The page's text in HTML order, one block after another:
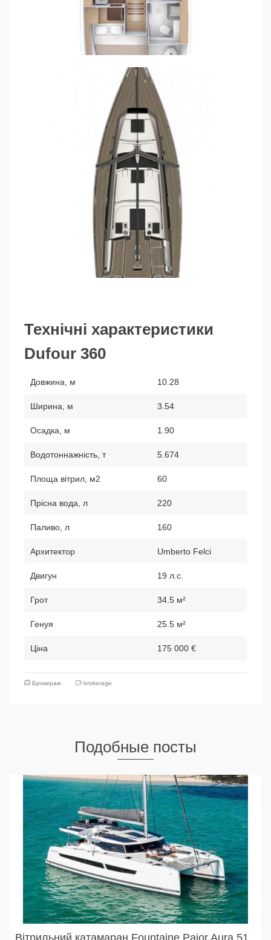
Технічні характеристики
Dufour 360
Довжина, м 10.28
Ширина, м 3.54
Осадка, м 1.90
Водотоннажність, т 5.674
Площа вітрил, м2 60
Прісна вода, л 220
Паливо, л 160
Архитектор Umberto Felci
Двигун 19 л.с.
Грот 34.5 м²
Генуя 25.5 м²
Ціна 175 000 €
Брокераж brokerage
Подобные посты